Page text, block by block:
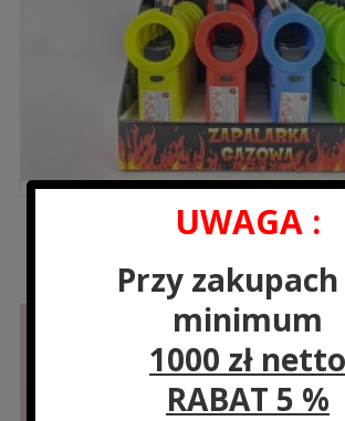
HB-1546 Zapalarka gazowa
(1.99zł z VAT)
UWAGA :
Przy zakupach
minimum
1000 zł netto
RABAT 5 %